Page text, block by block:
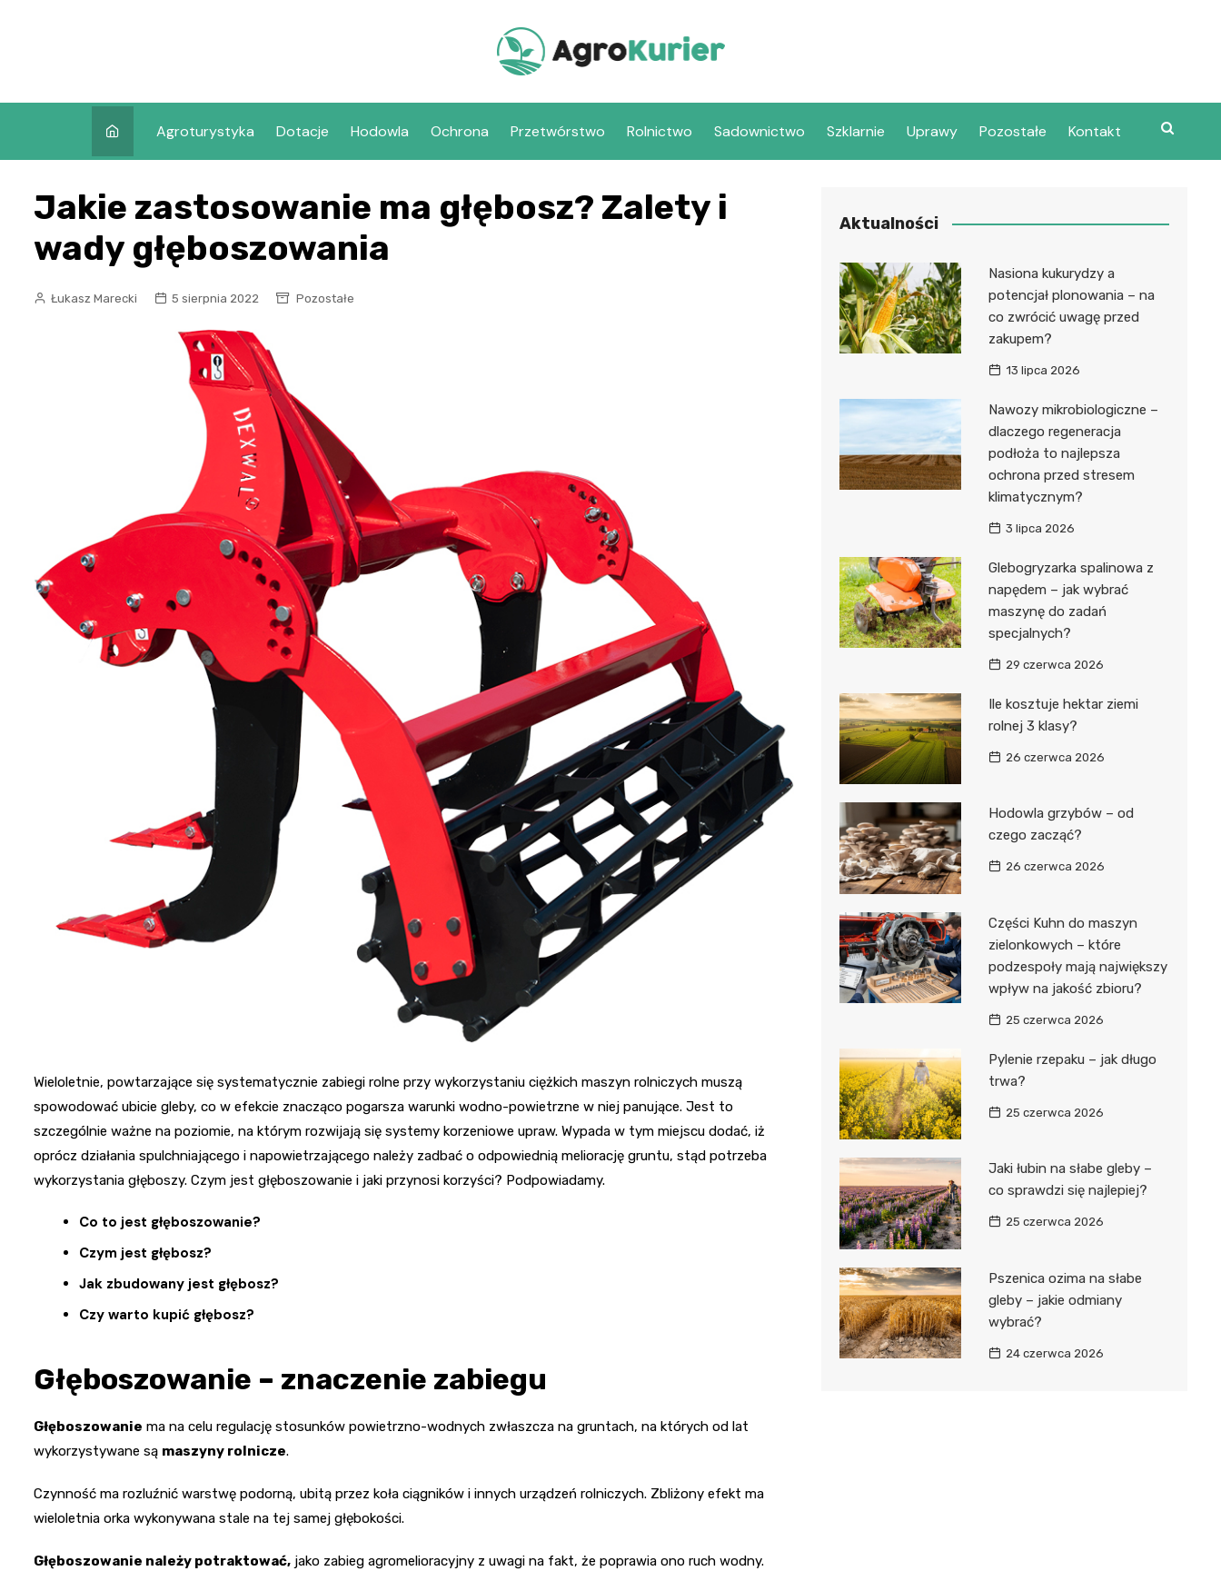
Agroturystyka Dotacje Hodowla Ochrona Przetwórstwo Rolnictwo Sadownictwo Szklarnie Uprawy Pozostałe Kontakt
Jakie zastosowanie ma głębosz? Zalety i
wady głęboszowania
Łukasz Marecki 5 sierpnia 2022 Pozostałe
Wieloletnie, powtarzające się systematycznie zabiegi rolne przy wykorzystaniu ciężkich maszyn rolniczych muszą
spowodować ubicie gleby, co w efekcie znacząco pogarsza warunki wodno-powietrzne w niej panujące. Jest to
szczególnie ważne na poziomie, na którym rozwijają się systemy korzeniowe upraw. Wypada w tym miejscu dodać, iż
oprócz działania spulchniającego i napowietrzającego należy zadbać o odpowiednią meliorację gruntu, stąd potrzeba
wykorzystania głęboszy. Czym jest głęboszowanie i jaki przynosi korzyści? Podpowiadamy.
Co to jest głęboszowanie?
Czym jest głębosz?
Jak zbudowany jest głębosz?
Czy warto kupić głębosz?
Głęboszowanie – znaczenie zabiegu
Głęboszowanie ma na celu regulację stosunków powietrzno-wodnych zwłaszcza na gruntach, na których od lat
wykorzystywane są maszyny rolnicze.
Czynność ma rozluźnić warstwę podorną, ubitą przez koła ciągników i innych urządzeń rolniczych. Zbliżony efekt ma
wieloletnia orka wykonywana stale na tej samej głębokości.
Głęboszowanie należy potraktować, jako zabieg agromelioracyjny z uwagi na fakt, że poprawia ono ruch wodny.
Aktualności
Nasiona kukurydzy a
potencjał plonowania – na
co zwrócić uwagę przed
zakupem?
13 lipca 2026
Nawozy mikrobiologiczne –
dlaczego regeneracja
podłoża to najlepsza
ochrona przed stresem
klimatycznym?
3 lipca 2026
Glebogryzarka spalinowa z
napędem – jak wybrać
maszynę do zadań
specjalnych?
29 czerwca 2026
Ile kosztuje hektar ziemi
rolnej 3 klasy?
26 czerwca 2026
Hodowla grzybów – od
czego zacząć?
26 czerwca 2026
Części Kuhn do maszyn
zielonkowych – które
podzespoły mają największy
wpływ na jakość zbioru?
25 czerwca 2026
Pylenie rzepaku – jak długo
trwa?
25 czerwca 2026
Jaki łubin na słabe gleby –
co sprawdzi się najlepiej?
25 czerwca 2026
Pszenica ozima na słabe
gleby – jakie odmiany
wybrać?
24 czerwca 2026